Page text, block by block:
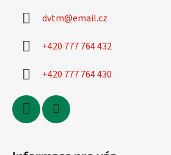
dvtm@email.cz
+420 777 764 432
+420 777 764 430